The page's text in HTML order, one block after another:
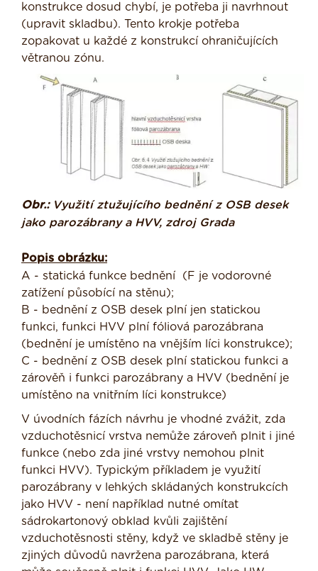
konstrukce dosud chybí, je potřeba ji navrhnout
(upravit skladbu). Tento krokje potřeba
zopakovat u každé z konstrukcí ohraničujících
větranou zónu.
Obr.:Využití ztužujícího bednění z OSB desek
jako parozábrany a HVV, zdroj Grada
Popis obrázku:
A - statická funkce bednění (F je vodorovné
zatížení působící na stěnu);
B - bednění z OSB desek plní jen statickou
funkci, funkci HVV plní fóliová parozábrana
(bednění je umístěno na vnějším líci konstrukce);
C - bednění z OSB desek plní statickou funkci a
zárověň i funkci parozábrany a HVV (bednění je
umístěno na vnitřním líci konstrukce)
V úvodních fázích návrhu je vhodné zvážit, zda
vzduchotěsnicí vrstva nemůže zároveň plnit i jiné
funkce (nebo zda jiné vrstvy nemohou plnit
funkci HVV). Typickým příkladem je využití
parozábrany v lehkých skládaných konstrukcích
jako HVV - není například nutné omítat
sádrokartonový obklad kvůli zajištění
vzduchotěsnosti stěny, když ve skladbě stěny je
zjiných důvodů navržena parozábrana, která